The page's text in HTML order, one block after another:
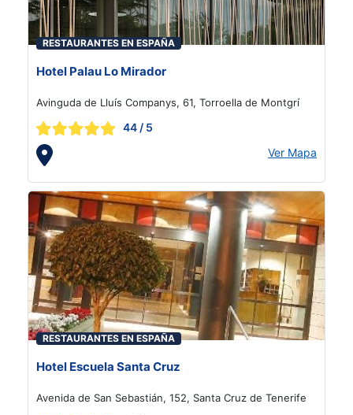
RESTAURANTES EN ESPAÑA
Hotel Palau Lo Mirador
Avinguda de Lluís Companys, 61, Torroella de Montgrí
44 / 5
Ver Mapa
RESTAURANTES EN ESPAÑA
Hotel Escuela Santa Cruz
Avenida de San Sebastián, 152, Santa Cruz de Tenerife